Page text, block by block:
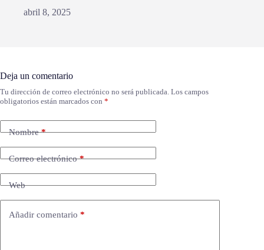
abril 8, 2025
Deja un comentario
Tu dirección de correo electrónico no será publicada. Los campos
obligatorios están marcados con *
Nombre*
Correo electrónico*
Web
Añadir comentario *